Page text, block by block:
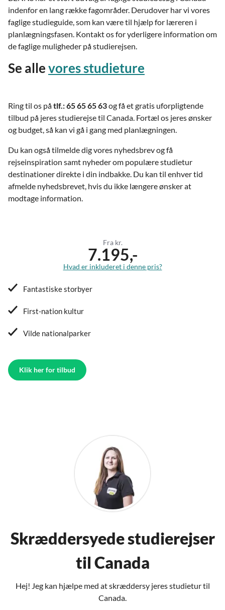
indenfor en lang række fagområder. Derudover har vi vores
faglige studieguide, som kan være til hjælp for læreren i
planlægningsfasen. Kontakt os for yderligere information om
de faglige muligheder på studierejsen.
Se allevores studieture
Ring til os påtlf.: 65 65 65 63og få et gratis uforpligtende
tilbud på jeres studierejse til Canada. Fortæl os jeres ønsker
og budget, så kan vi gå i gang med planlægningen.
Du kan også tilmelde dig vores nyhedsbrev og få
rejseinspiration samt nyheder om populære studietur
destinationer direkte i din indbakke. Du kan til enhver tid
afmelde nyhedsbrevet, hvis du ikke længere ønsker at
modtage information.
Fra kr.
7.195,-
Hvad er inkluderet i denne pris?
Fantastiske storbyer
First-nation kultur
Vilde nationalparker
Klik her for tilbud
Skræddersyede studierejser
til Canada
Hej! Jeg kan hjælpe med at skræddersy jeres studietur til
Canada.